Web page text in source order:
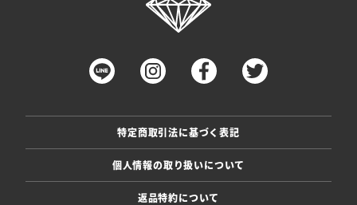
特定商取引法に基づく表記
個人情報の取り扱いについて
返品特約について